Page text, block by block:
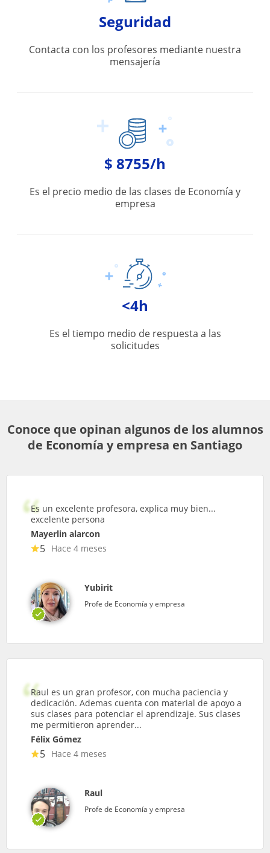
Seguridad
Contacta con los profesores mediante nuestra
mensajería
$ 8755/h
Es el precio medio de las clases de Economía y
empresa
<4h
Es el tiempo medio de respuesta a las
solicitudes
Conoce que opinan algunos de los alumnos
de Economía y empresa en Santiago
Es un excelente profesora, explica muy bien...
excelente persona
Mayerlin alarcon
5 Hace 4 meses
Yubirit
Profe de Economía y empresa
Raul es un gran profesor, con mucha paciencia y
dedicación. Ademas cuenta con material de apoyo a
sus clases para potenciar el aprendizaje. Sus clases
me permitieron aprender...
Félix Gómez
5 Hace 4 meses
Raul
Profe de Economía y empresa